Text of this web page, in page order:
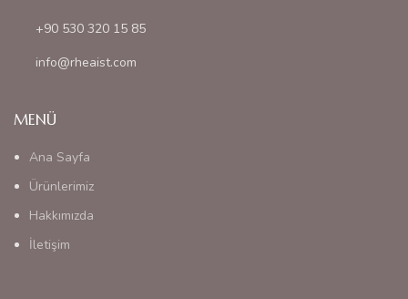
+90 530 320 15 85
info@rheaist.com
MENÜ
Ana Sayfa
Ürünlerimiz
Hakkımızda
İletişim